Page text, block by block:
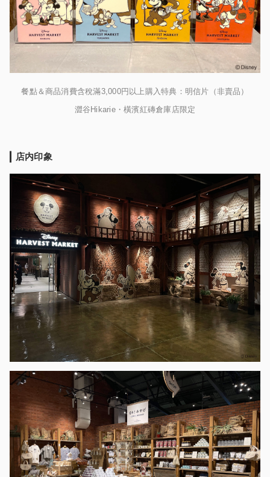
餐點＆商品消費含稅滿3,000円以上購入特典：明信片（非賣品）
澀谷Hikarie・橫濱紅磚倉庫店限定
店内印象